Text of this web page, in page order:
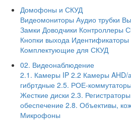
Домофоны и СКУД
Видеомониторы Аудио трубки
Замки Доводчики Контроллеры
Кнопки выхода Идентификаторы
Комплектующие для СКУД
02. Видеонаблюдение
2.1. Камеры IP 2.2 Камеры AHD/
гибртдные 2.5. РОЕ-
Жесткие диски 2.3.
обеспечение 2.8. Объективы,
Микрофоны